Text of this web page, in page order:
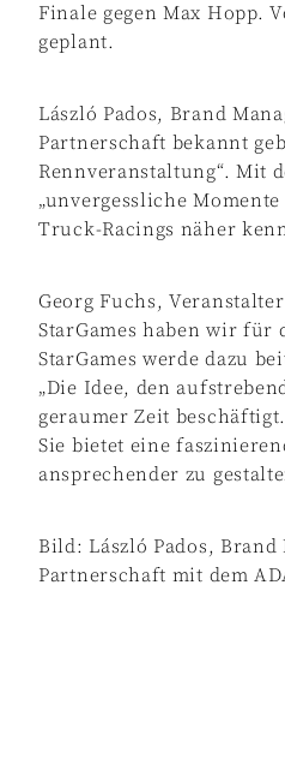
Finale gegen Max Hopp.
geplant.
László Pados, Brand
Partnerschaft bekannt
Rennveranstaltung“. Mit
„unvergessliche
Truck-Racings näher
Georg Fuchs,
StarGames haben wir für
StarGames werde dazu
„Die Idee, den
geraumer Zeit
Sie bietet eine
ansprechender zu
Bild: László Pados,
Partnerschaft mit dem